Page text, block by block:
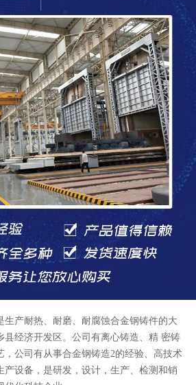
生产耐热、耐磨、耐腐蚀合金钢铸件的大
县经济开发区。公司有离心铸造、精 密铸
，公司有从事合金钢铸造2的经验、高技术
产设备，是研发，设计，生产、检测和销